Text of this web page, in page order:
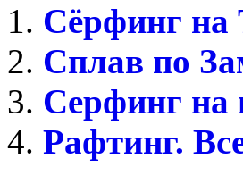
Сёрфинг на
Сплав по
Серфинг на
Рафтинг.